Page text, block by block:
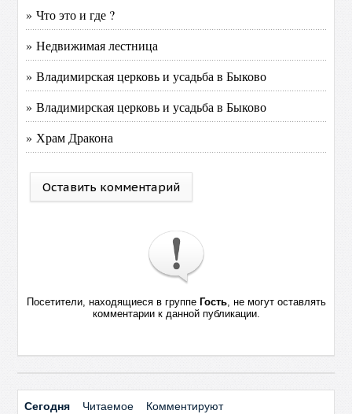
» Что это и где ?
» Недвижимая лестница
» Владимирская церковь и усадьба в Быково
» Владимирская церковь и усадьба в Быково
» Храм Дракона
Оставить комментарий
Посетители, находящиеся в группе Гость, не могут оставлять
комментарии к данной публикации.
Сегодня Читаемое Комментируют